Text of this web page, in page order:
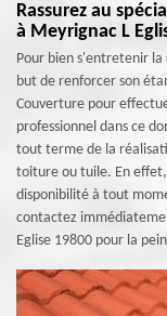
Rassurez au
à Meyrignac L
Pour bien s'entretenir
but de renforcer son
Couverture pour
professionnel dans ce
tout terme de la
toiture ou tuile. En effet,
disponibilité à tout
contactez
Eglise 19800 pour la